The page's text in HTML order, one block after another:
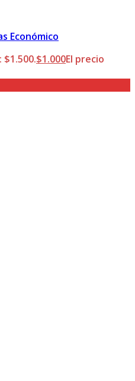
Económico
$1.000El precio